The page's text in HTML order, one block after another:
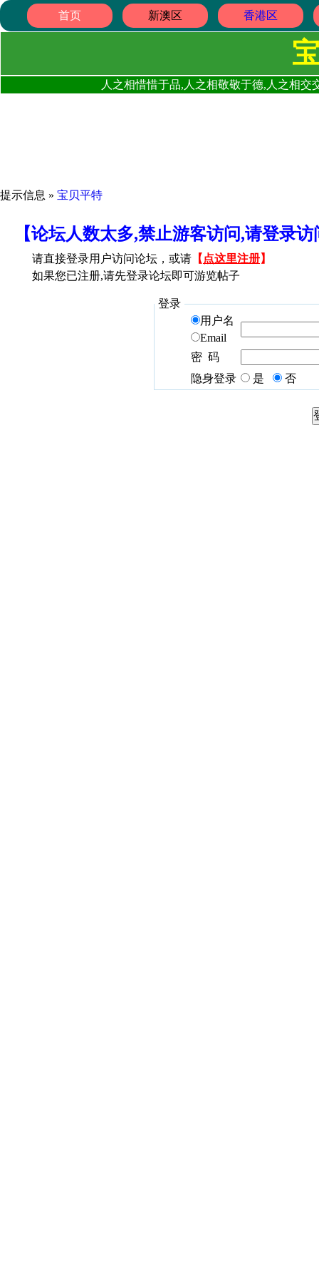
首页 新澳区 香港区
人之相惜惜于品,人之相敬敬于德,人之相
提示信息 » 宝贝平特
【论坛人数太多,禁止游客访问,请登录
请直接登录用户访问论坛，或请 【 点这里注册】
如果您已注册,请先登录论坛即可游览帖子
登录
用户名
Email
密 码
隐身登录
是 否